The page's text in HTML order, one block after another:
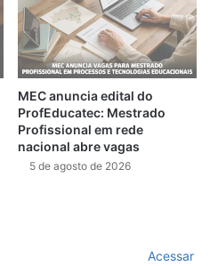
MEC anuncia edital do
ProfEducatec: Mestrado
Profissional em rede
nacional abre vagas
5 de agosto de 2026
Acessar